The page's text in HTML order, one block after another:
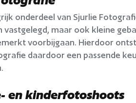
onderdeel van Sjurlie
vastgelegd, maar ook kleine
voorbijgaan. Hierdoor
daardoor een passende
en kinderfotoshoots